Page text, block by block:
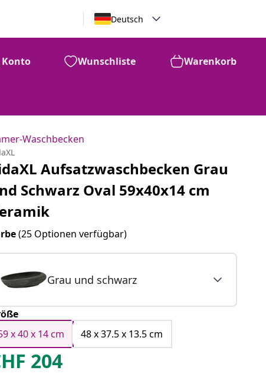
Deutsch
Konto Wunschliste Warenkorb
Waschbecken
Aufsatzwaschbecken Grau
Schwarz Oval 59x40x14 cm
(25 Optionen verfügbar)
Grau und schwarz
x 40 x 14 cm
48 x 37.5 x 13.5 cm
204